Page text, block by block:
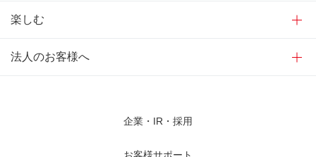
楽しむ
法人のお客様へ
企業・IR・採用